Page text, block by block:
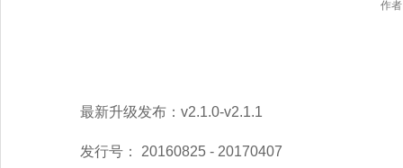
作
最新升级发布：v2.1.0-v2.1.1
发行号： 20160825 - 20170407